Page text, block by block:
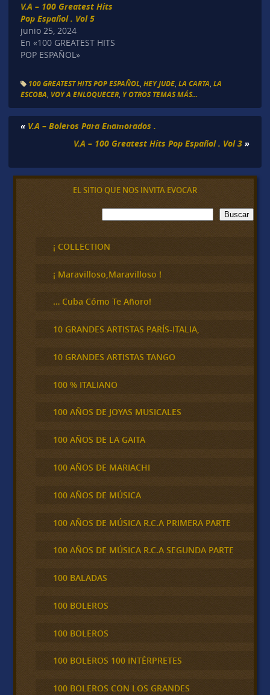
V.A – 100 Greatest Hits
Pop Español . Vol 5
junio 25, 2024
En «100 GREATEST HITS
POP ESPAÑOL»
100 GREATEST HITS POP ESPAÑOL, HEY JUDE, LA CARTA LA
ESCOBA VOY A ENLOQUECER, Y OTROS TEMAS MÁS...
« V.A – Boleros Para Enamorados .
V.A – 100 Greatest Hits Pop Español . Vol 3 »
EL SITIO QUE NOS INVITA EVOCAR
B
u
c
a
Buscar
¡ COLLECTION
¡ Maravilloso,Maravilloso !
… Cuba Cómo Te Añoro!
10 GRANDES ARTISTAS PARÍS-ITALIA,
10 GRANDES ARTISTAS TANGO
100 % ITALIANO
100 AÑOS DE JOYAS MUSICALES
100 AÑOS DE LA GAITA
100 AÑOS DE MARIACHI
100 AÑOS DE MÚSICA
100 AÑOS DE MÚSICA R.C.A PRIMERA PARTE
100 AÑOS DE MÚSICA R.C.A SEGUNDA PARTE
100 BALADAS
100 BOLEROS
100 BOLEROS
100 BOLEROS 100 INTÉRPRETES
100 BOLEROS CON LOS GRANDES